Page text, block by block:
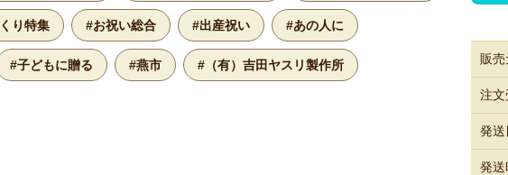
り特集 #お祝い総合 #出産祝い #あの人に
#子どもに贈る #燕市 #（有）吉田ヤスリ製作所 販売
注文
発送
発送